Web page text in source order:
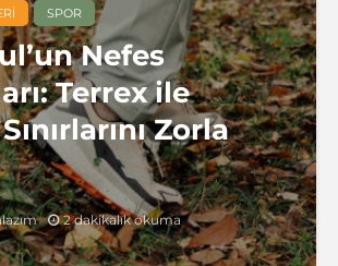
SPOR
Nefes
Terrex ile
Zorla
2 dakikalık okuma